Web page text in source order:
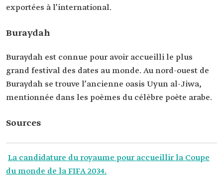
exportées à l’international.
Buraydah
Buraydah est connue pour avoir accueilli le plus
grand festival des dates au monde. Au nord-ouest de
Buraydah se trouve l’ancienne oasis Uyun al-Jiwa,
mentionnée dans les poèmes du célèbre poète arabe.
Sources
La candidature du royaume pour accueillir la Coupe
du monde de la FIFA 2034.